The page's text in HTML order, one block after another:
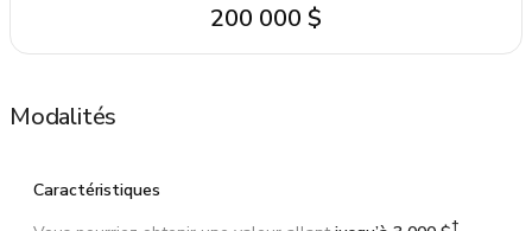
200 000 $
Modalités
Caractéristiques
†